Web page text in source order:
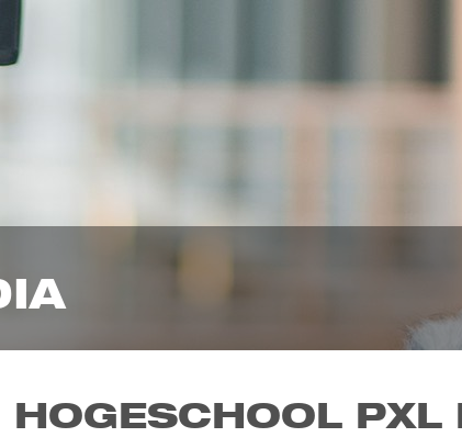
HOGESCHOOL PXL